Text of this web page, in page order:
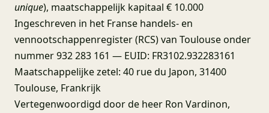
unique), maatschappelijk kapitaal € 10.000
Ingeschreven in het Franse handels- en
vennootschappenregister (RCS) van Toulouse onder
nummer 932 283 161 — EUID: FR3102.932283161
Maatschappelijke zetel: 40 rue du Japon, 31400
Toulouse, Frankrijk
Vertegenwoordigd door de heer Ron Vardinon,